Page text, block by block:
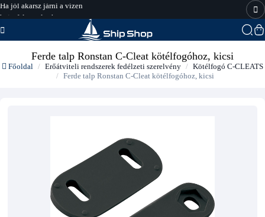
hajo-felszereles.hu
Ferde talp Ronstan C-Cleat kötélfogóhoz, kicsi
Főoldal Erőátviteli rendszerek fedélzeti szerelvény
Kötélfogó C-CLEATS
Ferde talp Ronstan C-Cleat kötélfogóhoz, kicsi